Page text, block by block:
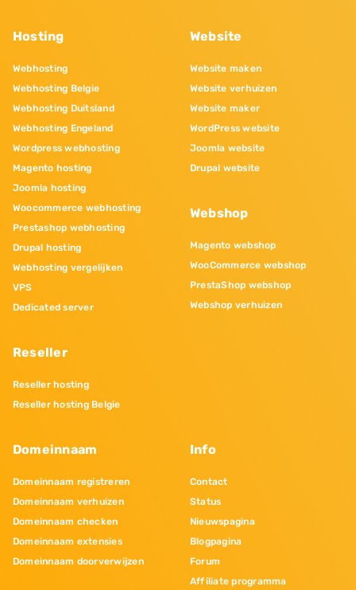
Hosting
Webhosting
Webhosting Belgie
Webhosting Duitsland
Webhosting Engeland
Wordpress webhosting
Magento hosting
Joomla hosting
Woocommerce webhosting
Prestashop webhosting
Drupal hosting
Webhosting vergelijken
VPS
Dedicated server
Reseller
Reseller hosting
Reseller hosting Belgie
Website
Website maken
Website verhuizen
Website maker
WordPress website
Joomla website
Drupal website
Webshop
Magento webshop
WooCommerce webshop
PrestaShop webshop
Webshop verhuizen
Domeinnaam
Domeinnaam registreren
Domeinnaam verhuizen
Domeinnaam checken
Domeinnaam extensies
Domeinnaam doorverwijzen
Info
Contact
Status
Nieuwspagina
Blogpagina
Forum
Affiliate programma